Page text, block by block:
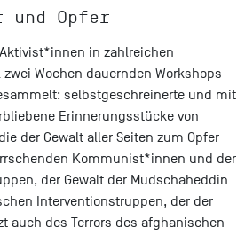
und Opfer
in zahlreichen
Wochen dauernden Workshops
selbstgeschreinerte und mit
Erinnerungsstücke von
der Gewalt aller Seiten zum Opfer
Kommunist*innen und der
der Gewalt der Mudschaheddin
Interventionstruppen, der der
auch des Terrors des afghanischen